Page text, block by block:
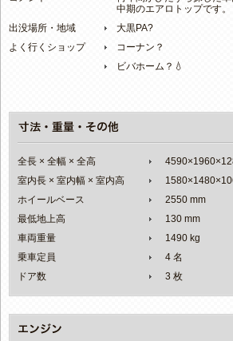
中期のエアロトップです。
出没場所・地域
大黒PA?
よく行くショップ
コーナン？
ビバホーム？💧
全長 × 全幅 × 全高
室内長 × 室内幅 × 室内高
ホイールベース
2550 mm
最低地上高
130 mm
車両重量
1490 kg
乗車定員
4 名
ドア数
3 枚